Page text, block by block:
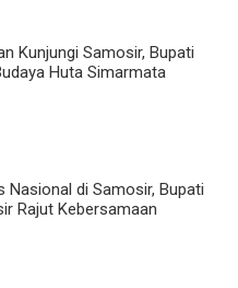
Kunjungi Samosir, Bupati
Huta Simarmata
Nasional di Samosir, Bupati
Rajut Kebersamaan